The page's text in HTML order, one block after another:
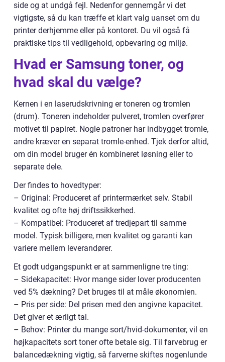
side og at undgå fejl. Nedenfor gennemgår vi det
vigtigste, så du kan træffe et klart valg uanset om du
printer derhjemme eller på kontoret. Du vil også få
praktiske tips til vedligehold, opbevaring og miljø.
Hvad er Samsung toner, og
hvad skal du vælge?
Kernen i en laserudskrivning er toneren og tromlen
(drum). Toneren indeholder pulveret, tromlen overfører
motivet til papiret. Nogle patroner har indbygget tromle,
andre kræver en separat tromle-enhed. Tjek derfor altid,
om din model bruger én kombineret løsning eller to
separate dele.
Der findes to hovedtyper:
– Original: Produceret af printermærket selv. Stabil
kvalitet og ofte høj driftssikkerhed.
– Kompatibel: Produceret af tredjepart til samme
model. Typisk billigere, men kvalitet og garanti kan
variere mellem leverandører.
Et godt udgangspunkt er at sammenligne tre ting:
– Sidekapacitet: Hvor mange sider lover producenten
ved 5% dækning? Det bruges til at måle økonomien.
– Pris per side: Del prisen med den angivne kapacitet.
Det giver et ærligt tal.
– Behov: Printer du mange sort/hvid-dokumenter, vil en
højkapacitets sort toner ofte betale sig. Til farvebrug er
balancedækning vigtig, så farverne skiftes nogenlunde